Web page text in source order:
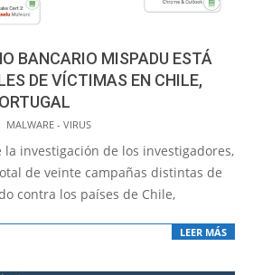
BANCARIO MISPADU ESTÁ
DE VÍCTIMAS EN CHILE,
MALWARE - VIRUS
investigación de los investigadores,
de veinte campañas distintas de
contra los países de Chile,
LEER MÁS